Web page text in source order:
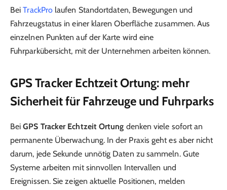
Bei TrackProlaufen Standortdaten, Bewegungen und
Fahrzeugstatus in einer klaren Oberfläche zusammen. Aus
einzelnen Punkten auf der Karte wird eine
Fuhrparkübersicht, mit der Unternehmen arbeiten können.
GPS Tracker Echtzeit Ortung: mehr
Sicherheit für Fahrzeuge und Fuhrparks
BeiGPS Tracker Echtzeit Ortung denken viele sofort an
permanente Überwachung. In der Praxis geht es aber nicht
darum, jede Sekunde unnötig Daten zu sammeln. Gute
Systeme arbeiten mit sinnvollen Intervallen und
Ereignissen. Sie zeigen aktuelle Positionen, melden